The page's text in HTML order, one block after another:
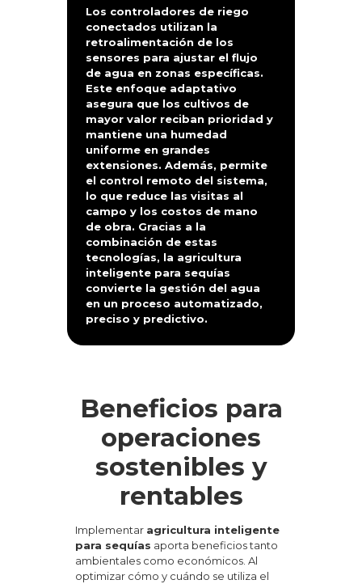
Los controladores de riego
conectados utilizan la
retroalimentación de los
sensores para ajustar el flujo
de agua en zonas específicas.
Este enfoque adaptativo
asegura que los cultivos de
mayor valor reciban prioridad y
mantiene una humedad
uniforme en grandes
extensiones. Además, permite
el control remoto del sistema,
lo que reduce las visitas al
campo y los costos de mano
de obra. Gracias a la
combinación de estas
tecnologías, la agricultura
inteligente para sequías
convierte la gestión del agua
en un proceso automatizado,
preciso y predictivo.
Beneficios para
operaciones
sostenibles y
rentables
Implementar agricultura inteligente
para sequías aporta beneficios tanto
ambientales como económicos. Al
optimizar cómo y cuándo se utiliza el